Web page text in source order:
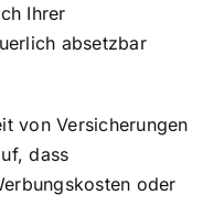
Ihrer
absetzbar
von Versicherungen
dass
oder